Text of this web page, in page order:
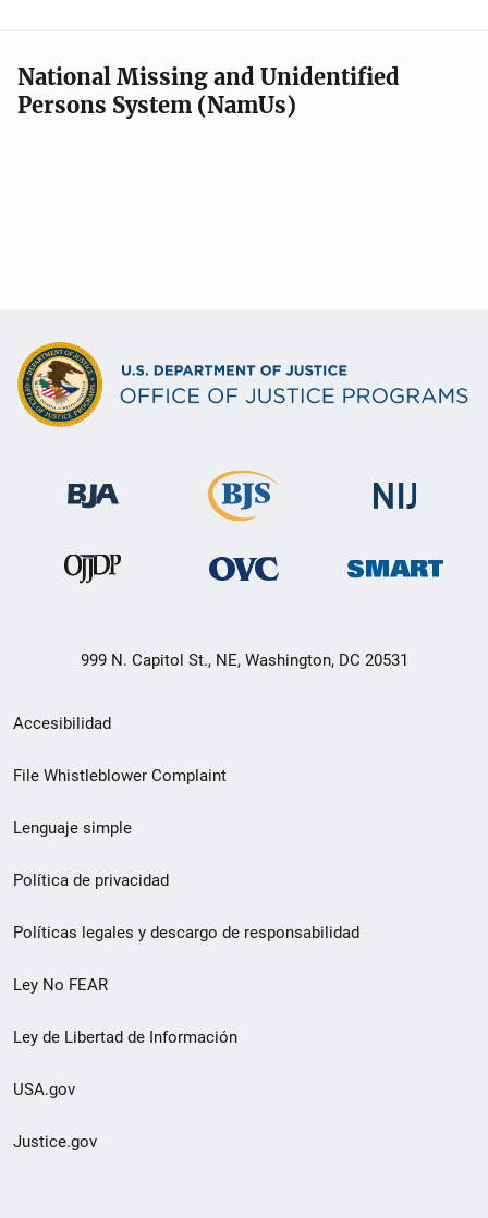
National Missing and Unidentified
Persons System (NamUs)
999 N. Capitol St., NE, Washington, DC 20531
Menú
de
de
pie
de
página
Accesibilidad
File Whistleblower Complaint
Lenguaje simple
Política de privacidad
Políticas legales y descargo de responsabilidad
Ley No FEAR
Ley de Libertad de Información
USA.gov
Justice.gov